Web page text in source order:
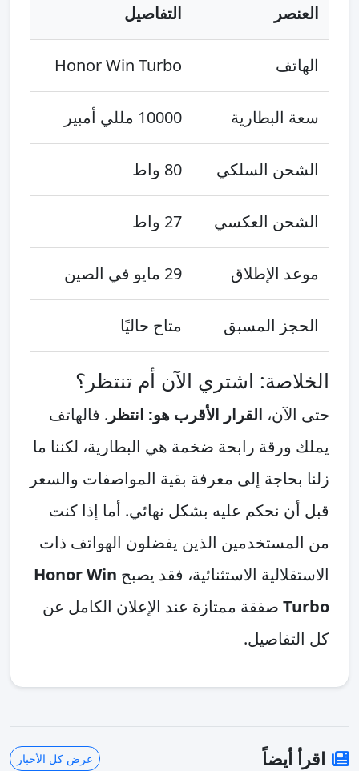
العنصر التفاصيل
الهاتف Honor Win Turbo
سعة البطارية 10000 مللي أمبير
الشحن السلكي 80 واط
الشحن العكسي 27 واط
موعد الإطلاق 29 مايو في الصين
الحجز المسبق متاح حاليًا
الخلاصة: اشتري الآن أم تنتظر؟
حتى الآن، القرار الأقرب هو: انتظر . فالهاتف
يملك ورقة رابحة ضخمة هي البطارية، لكننا ما
زلنا بحاجة إلى معرفة بقية المواصفات والسعر
قبل أن نحكم عليه بشكل نهائي. أما إذا كنت
من المستخدمين الذين يفضلون الهواتف ذات
الاستقلالية الاستثنائية، فقد يصبح Honor Win
Turbo صفقة ممتازة عند الإعلان الكامل عن
كل التفاصيل.
اقرأ أيضاً عرض كل الأخبار